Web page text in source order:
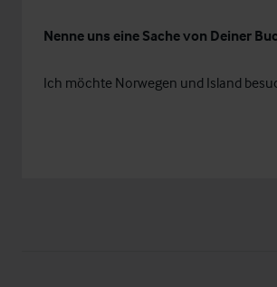
Nenne uns eine Sache von Deiner
Ich möchte Norwegen und Island